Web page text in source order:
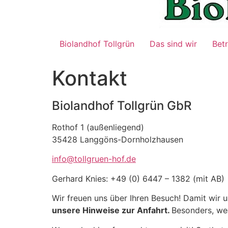
Biolandhof Tollgrün Das sind wir
Kontakt
Biolandhof Tollgrün GbR
Rothof 1 (außenliegend)
35428 Langgöns-Dornholzhausen
info@tollgruen-hof.de
Gerhard Knies: +49 (0)
Wir freuen uns über Ihren Besuch! Damit wir
unsere Hinweise zur Anfahrt.